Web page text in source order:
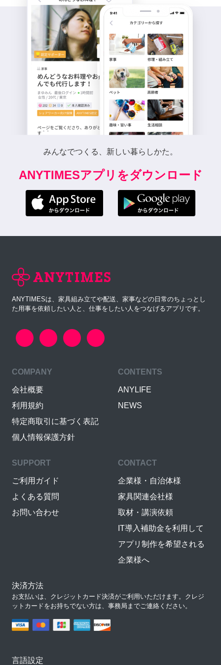
みんなでつくる、新しい暮らしかた。
ANYTIMESアプリをダウンロード
ANYTIMESは、家具組み立てや配送、家事などの日常のちょっとし
た用事を依頼したい人と、仕事をしたい人をつなげるアプリです。
COMPANY
会社概要
利用規約
特定商取引に基づく表記
個人情報保護方針
CONTENTS
ANYLIFE
NEWS
SUPPORT
ご利用ガイド
よくある質問
お問い合わせ
CONTACT
企業様・自治体様
家具関連会社様
取材・講演依頼
IT導入補助金を利用して
アプリ制作を希望される
企業様へ
決済方法
お支払いは、クレジットカード決済がご利用いただけます。クレジ
ットカードをお持ちでない方は、事務局までご連絡ください。
言語設定